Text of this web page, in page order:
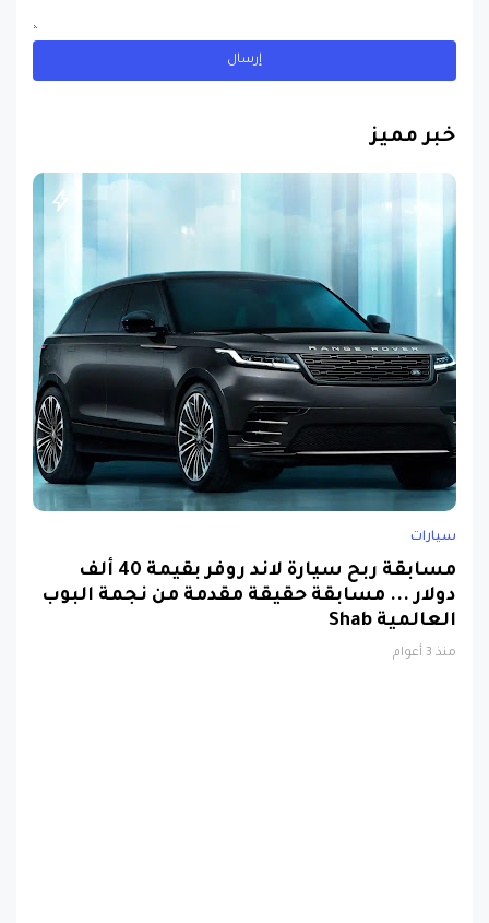
خبر مميز
سيارات
مسابقة ربح سيارة لاند روفر بقيمة 40 ألف
دولار ... مسابقة حقيقة مقدمة من نجمة البوب
العالمية Shab
منذ 3 أعوام